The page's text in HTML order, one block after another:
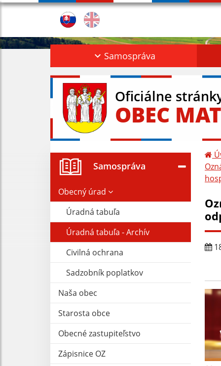
Samospráva
Oficiálne
OBEC
Samospráva
Obecný úrad
Úradná tabuľa
Úradná tabuľa - Archív
Civilná ochrana
Sadzobník poplatkov
Naša obec
Starosta obce
Obecné zastupiteľstvo
Zápisnice OZ